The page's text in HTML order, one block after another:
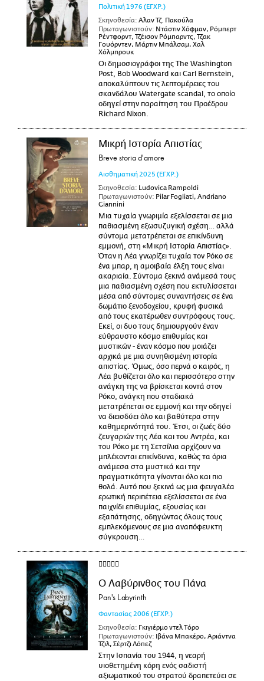
Πολιτική1976 (ΕΓΧΡ.)
Σκηνοθεσία: Αλαν Τζ. Πακούλα
Πρωταγωνιστούν: Ντάστιν Χόφμαν, Ρόμπερτ
Ρέντφορντ, Τζέισον Ρόμπαρντς, Τζακ
Γουόρντεν, Μάρτιν Μπάλσαμ, Χαλ
Χόλμπρουκ
Οι δημοσιογράφοι της The Washington
Post, Bob Woodward και Carl Bernstein,
αποκαλύπτουν τις λεπτομέρειες του
σκανδάλου Watergate scandal, το οποίο
οδηγεί στην παραίτηση του Προέδρου
Richard Nixon.
Μικρή Ιστορία Απιστίας
Breve storia d'amore
Αισθηματική 2025 (ΕΓΧΡ.)
Σκηνοθεσία: Ludovica Rampoldi
Πρωταγωνιστούν: Pilar Fogliati, Andriano
Giannini
Μια τυχαία γνωριμία εξελίσσεται σε μια
παθιασμένη εξωσυζυγική σχέση… αλλά
σύντομα μετατρέπεται σε επικίνδυνη
εμμονή, στη «Μικρή Ιστορία Απιστίας».
Όταν η Λέα γνωρίζει τυχαία τον Ρόκο σε
ένα μπαρ, η αμοιβαία έλξη τους είναι
ακαριαία. Σύντομα ξεκινά ανάμεσά τους
μια παθιασμένη σχέση που εκτυλίσσεται
μέσα από σύντομες συναντήσεις σε ένα
δωμάτιο ξενοδοχείου, κρυφή φυσικά
από τους εκατέρωθεν συντρόφους τους.
Εκεί, οι δυο τους δημιουργούν έναν
εύθραυστο κόσμο επιθυμίας και
μυστικών - έναν κόσμο που μοιάζει
αρχικά με μια συνηθισμένη ιστορία
απιστίας. Όμως, όσο περνά ο καιρός, η
Λέα βυθίζεται όλο και περισσότερο στην
ανάγκη της να βρίσκεται κοντά στον
Ρόκο, ανάγκη που σταδιακά
μετατρέπεται σε εμμονή και την οδηγεί
να διεισδύει όλο και βαθύτερα στην
καθημερινότητά του. Έτσι, οι ζωές δύο
ζευγαριών της Λέα και του Αντρέα, και
του Ρόκο με τη Σετσίλια αρχίζουν να
μπλέκονται επικίνδυνα, καθώς τα όρια
ανάμεσα στα μυστικά και την
πραγματικότητα γίνονται όλο και πιο
θολά. Αυτό που ξεκινά ως μια φευγαλέα
ερωτική περιπέτεια εξελίσσεται σε ένα
παιχνίδι επιθυμίας, εξουσίας και
εξαπάτησης, οδηγώντας όλους τους
εμπλεκόμενους σε μια αναπόφευκτη
σύγκρουση…
Ο Λαβύρινθος του Πάνα
Pan's Labyrinth
Φαντασίας 2006 (ΕΓΧΡ.)
Σκηνοθεσία: Γκιγιέρμο ντελ Τόρο
Πρωταγωνιστούν: Ιβάνα Μπακέρο, Αριάντνα
Τζιλ, Σέρτζι Λόπεζ
Στην Ισπανία του 1944, η νεαρή
υιοθετημένη κόρη ενός σαδιστή
αξιωματικού του στρατού δραπετεύει σε